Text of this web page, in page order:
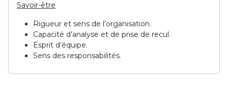
Savoir-être
Rigueur et sens de l’organisation.
Capacité d’analyse et de prise de recul.
Esprit d’équipe.
Sens des responsabilités.